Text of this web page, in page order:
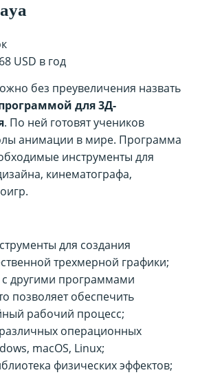
USD в год
без преувеличения назвать
для 3Д-
. По ней готовят учеников
анимации в мире. Программа
инструменты для
кинематографа,
для создания
трехмерной графики;
с другими программами
позволяет обеспечить
рабочий процесс;
операционных
macOS, Linux;
физических эффектов;